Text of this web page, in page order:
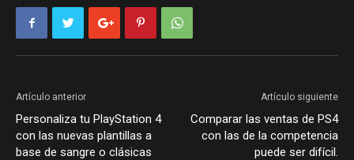
Artículo anterior
Personaliza tu PlayStation 4
con las nuevas plantillas a
base de sangre o clásicas
Artículo siguiente
Comparar las ventas de PS4
con las de la competencia
puede ser difícil.